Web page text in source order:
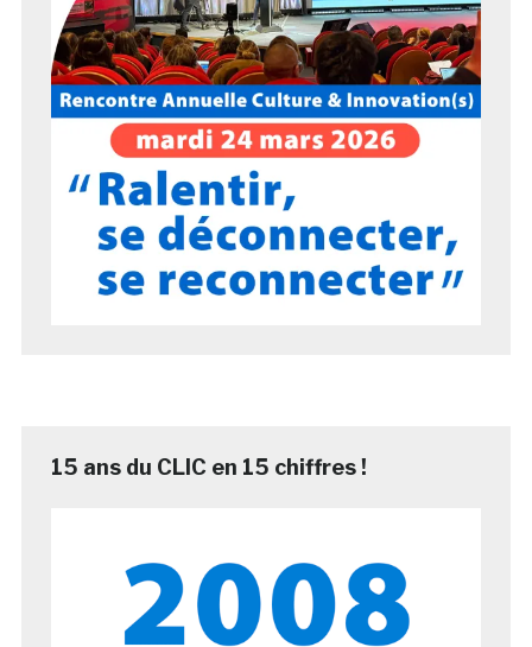
15 ans du CLIC en 15 chiffres !